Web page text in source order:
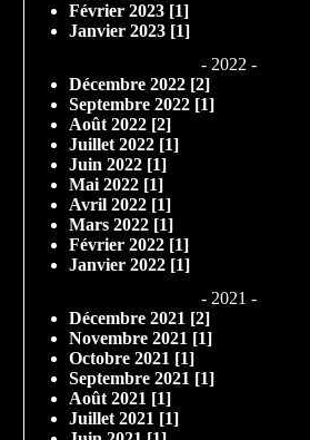
Février 2023 [1]
Janvier 2023 [1]
- 2022 -
Décembre 2022 [2]
Septembre 2022 [1]
Août 2022 [2]
Juillet 2022 [1]
Juin 2022 [1]
Mai 2022 [1]
Avril 2022 [1]
Mars 2022 [1]
Février 2022 [1]
Janvier 2022 [1]
- 2021 -
Décembre 2021 [2]
Novembre 2021 [1]
Octobre 2021 [1]
Septembre 2021 [1]
Août 2021 [1]
Juillet 2021 [1]